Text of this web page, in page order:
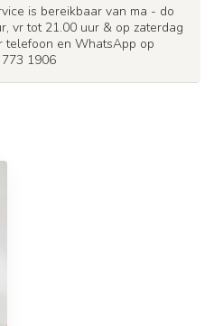
is bereikbaar van ma - do
vr tot 21.00 uur & op zaterdag
telefoon en WhatsApp op
1906